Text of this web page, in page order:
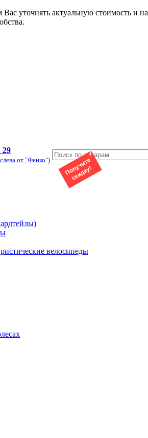
уточнять актуальную стоимость и
29
от "Фенко")
велосипеды